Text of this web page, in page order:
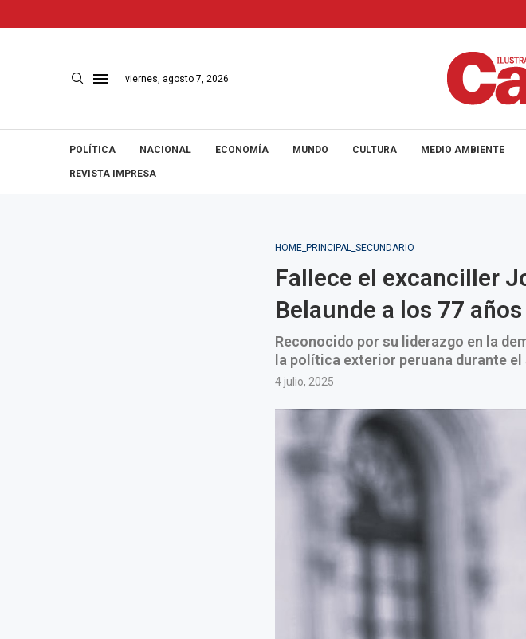
viernes, agosto 7, 2026
POLÍTICA NACIONAL ECONOMÍA MUNDO CULTURA MEDIO AMBIENTE
REVISTA IMPRESA
HOME_PRINCIPAL_SECUNDARIO
Fallece el excanciller
Belaunde a los 77 años
Reconocido por su liderazgo en la
la política exterior peruana durante
4 julio, 2025